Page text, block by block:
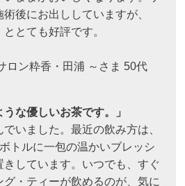
後にお出ししていますが、
とても好評です。
ン粋香・田浦 ～さま 50代
うな優しいお茶です。」
いました。最近の飲み方は、
トルに一包の温かいブレッシ
きしています。いつでも、すぐ
・ティーが飲めるのが、気に